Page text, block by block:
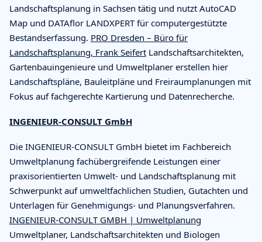
Landschaftsplanung in Sachsen tätig und nutzt AutoCAD
Map und DATAflor LANDXPERT für computergestützte
Bestandserfassung. PRO Dresden – Büro für
Landschaftsplanung, Frank Seifert Landschaftsarchitekten,
Gartenbauingenieure und Umweltplaner erstellen hier
Landschaftspläne, Bauleitpläne und Freiraumplanungen mit
Fokus auf fachgerechte Kartierung und Datenrecherche.
INGENIEUR-CONSULT GmbH
Die INGENIEUR-CONSULT GmbH bietet im Fachbereich
Umweltplanung fachübergreifende Leistungen einer
praxisorientierten Umwelt- und Landschaftsplanung mit
Schwerpunkt auf umweltfachlichen Studien, Gutachten und
Unterlagen für Genehmigungs- und Planungsverfahren.
INGENIEUR-CONSULT GMBH | Umweltplanung
Umweltplaner, Landschaftsarchitekten und Biologen